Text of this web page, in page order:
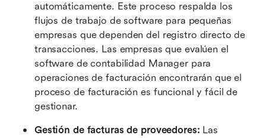
automáticamente. Este proceso respalda los
flujos de trabajo de software para pequeñas
empresas que dependen del registro directo de
transacciones. Las empresas que evalúen el
software de contabilidad Manager para
operaciones de facturación encontrarán que el
proceso de facturación es funcional y fácil de
gestionar.
Gestión de facturas de proveedores: Las